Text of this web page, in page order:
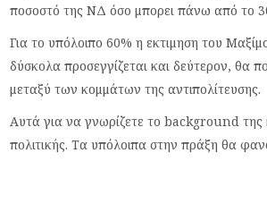
ποσοστό της ΝΔ όσο μπορει πάνω από το
Για το υπόλοιπο 60% η εκτιμηση του
δύσκολα προσεγγίζεται και δεύτερον, θα
μεταξύ των κομμάτων της αντιπολίτευσης.
Αυτά για να γνωρίζετε το background της
πολιτικής. Τα υπόλοιπα στην πράξη θα